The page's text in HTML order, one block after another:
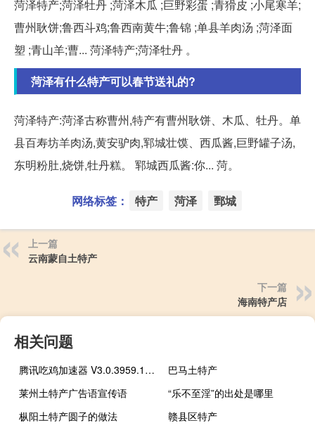
菏泽特产;菏泽牡丹 ;菏泽木瓜 ;巨野彩蛋 ;青猾皮 ;小尾寒羊;
曹州耿饼;鲁西斗鸡;鲁西南黄牛;鲁锦 ;单县羊肉汤 ;菏泽面
塑 ;青山羊;曹... 菏泽特产;菏泽牡丹 。
菏泽有什么特产可以春节送礼的?
菏泽特产:菏泽古称曹州,特产有曹州耿饼、木瓜、牡丹。单
县百寿坊羊肉汤,黄安驴肉,郓城壮馍、西瓜酱,巨野罐子汤,
东明粉肚,烧饼,牡丹糕。 郓城西瓜酱:你... 菏。
网络标签： 特产 菏泽 鄄城
上一篇
云南蒙自土特产
下一篇
海南特产店
相关问题
腾讯吃鸡加速器 V3.0.3959.134 官方最新版（腾讯吃鸡加速器 V3.0.3959.134 官方最新版功能简介）
巴马土特产
莱州土特产广告语宣传语
“乐不至淫”的出处是哪里
枞阳土特产圆子的做法
赣县区特产